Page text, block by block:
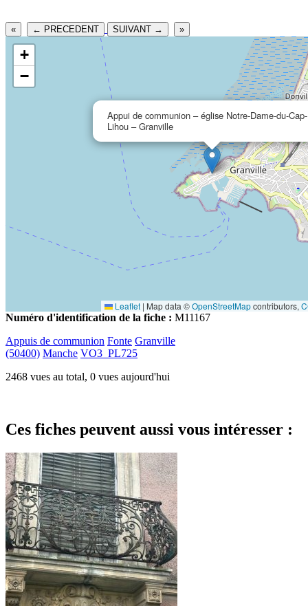
« ← PRECEDENT SUIVANT → »
Appui de communion – église Notre-Dame-du-Cap-
Lihou – Granville
+
−
Leaflet | Map data ©OpenStreetMapcontributors,
Numéro d'identification de la fiche : M11167
Appuis de communion Fonte Granville
(50400) Manche VO3_PL725
2468 vues au total, 0 vues aujourd'hui
Ces fiches peuvent aussi vous intéresser :